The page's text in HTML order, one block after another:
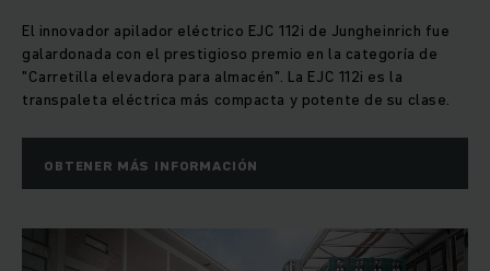
El innovador apilador eléctrico EJC 112i de Jungheinrich fue
galardonada con el prestigioso premio en la categoría de
"Carretilla elevadora para almacén". La EJC 112i es la
transpaleta eléctrica más compacta y potente de su clase.
OBTENER MÁS INFORMACIÓN